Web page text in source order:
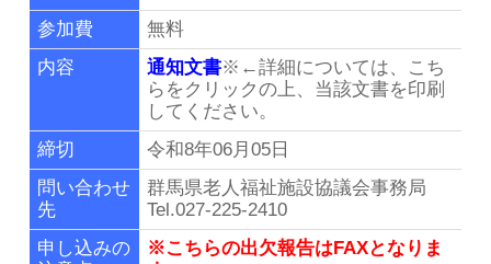
参加費
無料
内容
通知文書※←詳細については、こち
らをクリックの上、当該文書を印刷
してください。
締切
令和8年06月05日
問い合わせ
先
群馬県老人福祉施設協議会事務局
Tel.027-225-2410
申し込みの
※こちらの出欠報告はFAXとなりま
お問い合わせ
会員専用ページ